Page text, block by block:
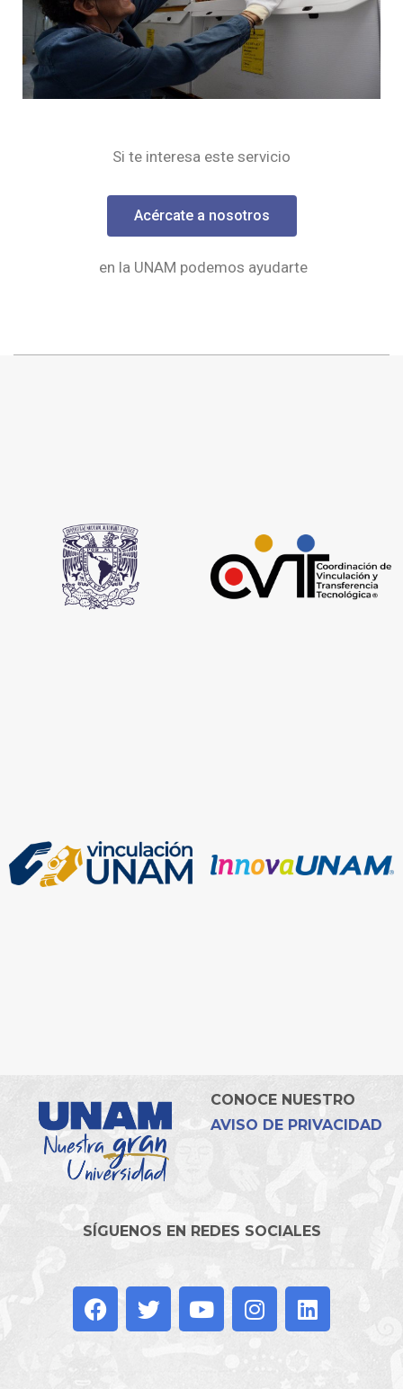
Si te interesa este servicio
Acércate a nosotros
en la UNAM podemos ayudarte
CONOCE NUESTRO
AVISO DE PRIVACIDAD
SÍGUENOS EN REDES SOCIALES